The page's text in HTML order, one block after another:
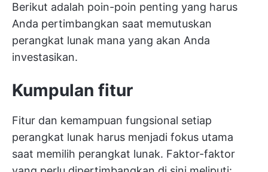
Berikut adalah poin-poin penting yang harus
Anda pertimbangkan saat memutuskan
perangkat lunak mana yang akan Anda
investasikan.
Kumpulan fitur
Fitur dan kemampuan fungsional setiap
perangkat lunak harus menjadi fokus utama
saat memilih perangkat lunak. Faktor-faktor